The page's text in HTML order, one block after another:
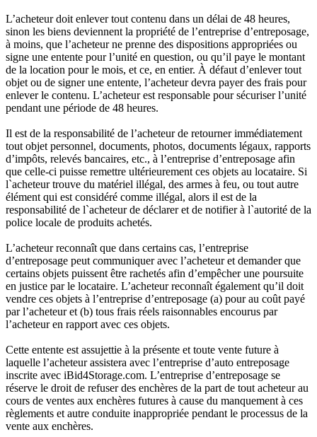
L’acheteur doit enlever tout contenu dans un délai de 48 heures,
sinon les biens deviennent la propriété de l’entreprise d’entreposage,
à moins, que l’acheteur ne prenne des dispositions appropriées ou
signe une entente pour l’unité en question, ou qu’il paye le montant
de la location pour le mois, et ce, en entier. À défaut d’enlever tout
objet ou de signer une entente, l’acheteur devra payer des frais pour
enlever le contenu. L’acheteur est responsable pour sécuriser l’unité
pendant une période de 48 heures.
Il est de la responsabilité de l’acheteur de retourner immédiatement
tout objet personnel, documents, photos, documents légaux, rapports
d’impôts, relevés bancaires, etc., à l’entreprise d’entreposage afin
que celle-ci puisse remettre ultérieurement ces objets au locataire. Si
l`acheteur trouve du matériel illégal, des armes à feu, ou tout autre
élément qui est considéré comme illégal, alors il est de la
responsabilité de l`acheteur de déclarer et de notifier à l`autorité de la
police locale de produits achetés.
L’acheteur reconnaît que dans certains cas, l’entreprise
d’entreposage peut communiquer avec l’acheteur et demander que
certains objets puissent être rachetés afin d’empêcher une poursuite
en justice par le locataire. L’acheteur reconnaît également qu’il doit
vendre ces objets à l’entreprise d’entreposage (a) pour au coût payé
par l’acheteur et (b) tous frais réels raisonnables encourus par
l’acheteur en rapport avec ces objets.
Cette entente est assujettie à la présente et toute vente future à
laquelle l’acheteur assistera avec l’entreprise d’auto entreposage
inscrite avec iBid4Storage.com. L’entreprise d’entreposage se
réserve le droit de refuser des enchères de la part de tout acheteur au
cours de ventes aux enchères futures à cause du manquement à ces
règlements et autre conduite inappropriée pendant le processus de la
vente aux enchères.